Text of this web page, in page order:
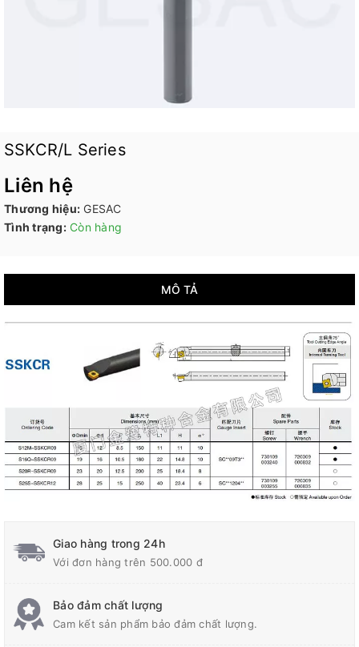
SSKCR/L Series
Liên hệ
Thương hiệu: GESAC
Tình trạng: Còn hàng
MÔ TẢ
Giao hàng trong 24h
Với đơn hàng trên 500.000 đ
Bảo đảm chất lượng
Cam kết sản phẩm bảo đảm chất lượng.